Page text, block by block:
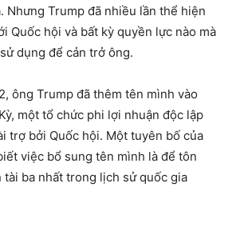
Nhưng Trump đã nhiều lần thể hiện
Quốc hội và bất kỳ quyền lực nào mà
dụng để cản trở ông.
ông Trump đã thêm tên mình vào
một tổ chức phi lợi nhuận độc lập
trợ bởi Quốc hội. Một tuyên bố của
việc bổ sung tên mình là để tôn
tài ba nhất trong lịch sử quốc gia